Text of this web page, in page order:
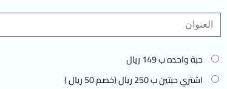
حبة واحده ب 149 ريال
اشتري حبتين ب 250 ريال (خصم 50 ريال )